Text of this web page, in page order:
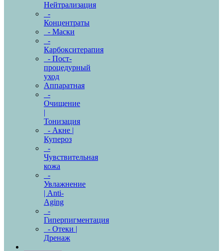
Нейтрализация
-
Концентраты
- Маски
-
Карбокситерапия
- Пост-
процедурный
уход
Аппаратная
-
Очищение
|
Тонизация
- Акне |
Купероз
-
Чувствительная
кожа
-
Увлажнение
| Anti-
Aging
-
Гиперпигментация
- Отеки |
Дренаж